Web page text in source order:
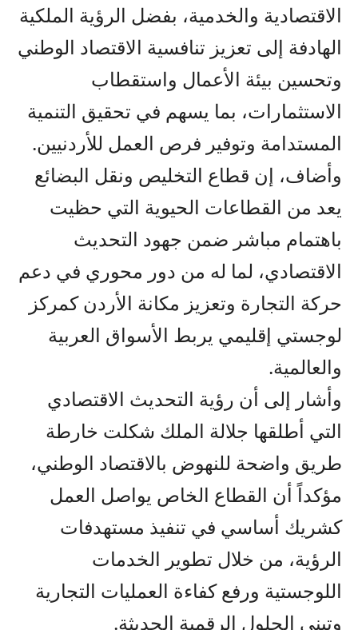
الاقتصادية والخدمية، بفضل الرؤية الملكية
الهادفة إلى تعزيز تنافسية الاقتصاد الوطني
وتحسين بيئة الأعمال واستقطاب
الاستثمارات، بما يسهم في تحقيق التنمية
المستدامة وتوفير فرص العمل للأردنيين.
وأضاف، إن قطاع التخليص ونقل البضائع
يعد من القطاعات الحيوية التي حظيت
باهتمام مباشر ضمن جهود التحديث
الاقتصادي، لما له من دور محوري في دعم
حركة التجارة وتعزيز مكانة الأردن كمركز
لوجستي إقليمي يربط الأسواق العربية
والعالمية.
وأشار إلى أن رؤية التحديث الاقتصادي
التي أطلقها جلالة الملك شكلت خارطة
طريق واضحة للنهوض بالاقتصاد الوطني،
مؤكداً أن القطاع الخاص يواصل العمل
كشريك أساسي في تنفيذ مستهدفات
الرؤية، من خلال تطوير الخدمات
اللوجستية ورفع كفاءة العمليات التجارية
وتبني الحلول الرقمية الحديثة.